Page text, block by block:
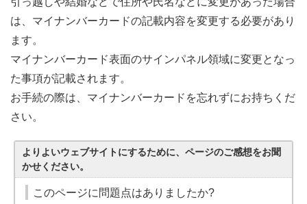
は、マイナンバーカードの記載内容を変更する必要があり
ます。
マイナンバーカード表面のサインパネル領域に変更となっ
た事項が記載されます。
お手続の際は、マイナンバーカードを忘れずにお持ちくだ
さい。
よりよいウェブサイトにするために、ページのご感想をお聞
かせください。
このページに問題点はありましたか?